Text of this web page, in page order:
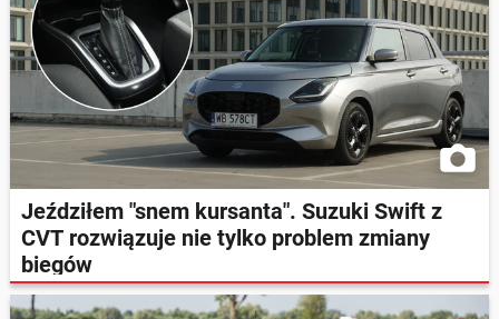
Jeździłem "snem kursanta". Suzuki Swift z
CVT rozwiązuje nie tylko problem zmiany
biegów